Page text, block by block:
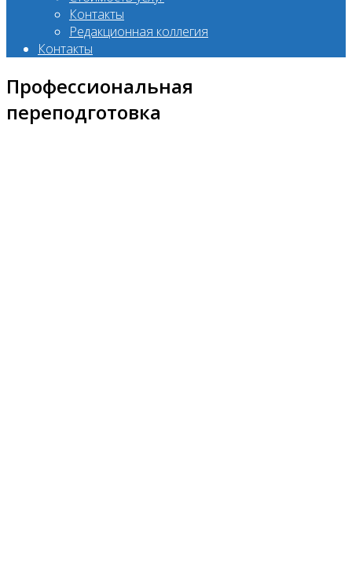
Контакты
Редакционная коллегия
Контакты
Профессиональная
переподготовка